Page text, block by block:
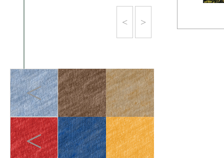
< >
式等以休息为中⼼的体验将
<
<